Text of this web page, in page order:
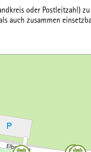
oder Postleitzahl)
auch zusammen